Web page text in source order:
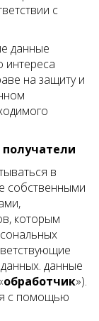
с
данные
интереса
на защиту и
в
собственными
которым
данные
обработчик»).
с помощью